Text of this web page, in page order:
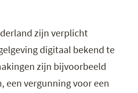
zijn verplicht
digitaal bekend te
zijn bijvoorbeeld
een vergunning voor een